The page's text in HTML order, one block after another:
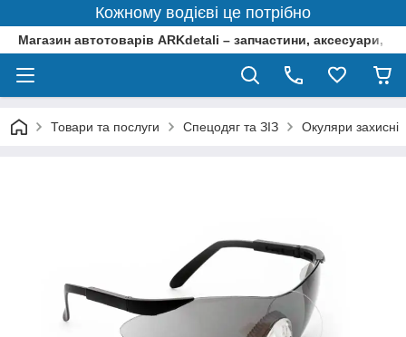
Кожному водієві це потрібно
Магазин автотоварів ARKdetali – запчастини, аксесуари,
Товари та послуги Спецодяг та ЗІЗ Окуляри захисні